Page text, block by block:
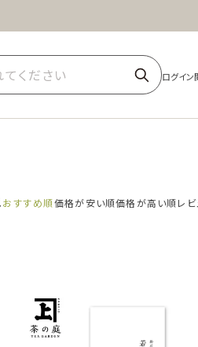
商品一覧
おすすめ順価格が安い順価格が高い順レ